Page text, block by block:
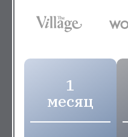
1
месяц